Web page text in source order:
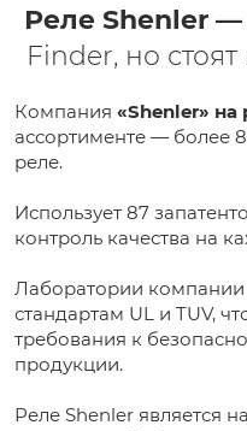
Реле Shenler
Finder, но
Компания «Shenler» на
ассортименте — более
реле.
Использует 87
контроль качества на
Лаборатории
стандартам UL и TUV,
требования к
продукции.
Реле Shenler является